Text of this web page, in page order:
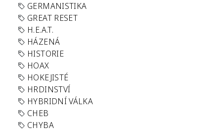
GERMANISTIKA
GREAT RESET
H.E.A.T.
HÁZENÁ
HISTORIE
HOAX
HOKEJISTÉ
HRDINSTVÍ
HYBRIDNÍ VÁLKA
CHEB
CHYBA